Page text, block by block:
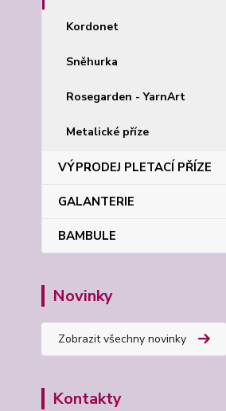
Kordonet
Sněhurka
Rosegarden - YarnArt
Metalické příze
VÝPRODEJ PLETACÍ PŘÍZE
GALANTERIE
BAMBULE
Novinky
Zobrazit všechny novinky
Kontakty